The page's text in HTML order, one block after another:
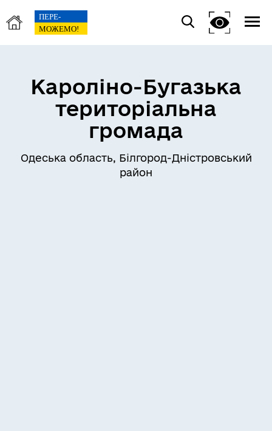
Кароліно-Бугазька
територіальна
громада
Одеська область, Білгород-Дністровський
район